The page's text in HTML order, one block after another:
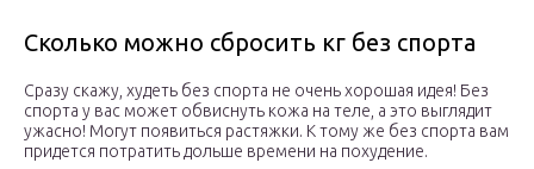
Сколько можно сбросить кг без спорта
Сразу скажу, худеть без спорта не очень хорошая идея! Без
спорта у вас может обвиснуть кожа на теле, а это выглядит
ужасно! Могут появиться растяжки. К тому же без спорта вам
придется потратить дольше времени на похудение.